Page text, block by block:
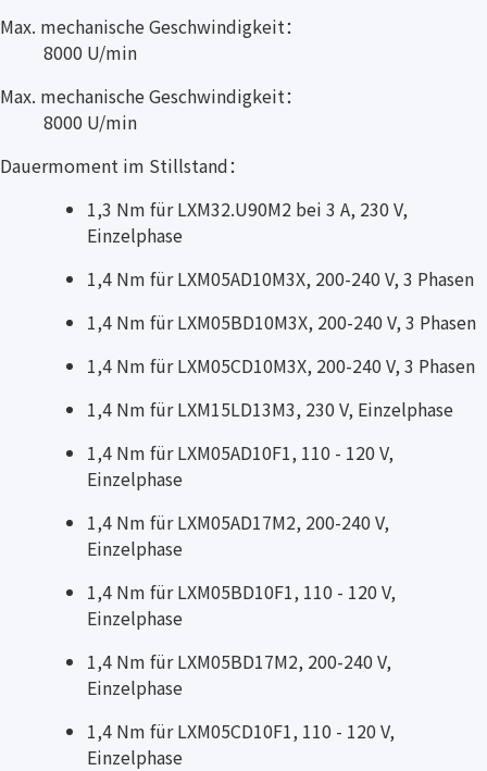
Max. mechanische Geschwindigkeit：
8000 U/min
Max. mechanische Geschwindigkeit：
8000 U/min
Dauermoment im Stillstand：
1,3 Nm für LXM32.U90M2 bei 3 A, 230 V,
Einzelphase
1,4 Nm für LXM05AD10M3X, 200-240 V, 3 Phasen
1,4 Nm für LXM05BD10M3X, 200-240 V, 3 Phasen
1,4 Nm für LXM05CD10M3X, 200-240 V, 3 Phasen
1,4 Nm für LXM15LD13M3, 230 V, Einzelphase
1,4 Nm für LXM05AD10F1, 110 - 120 V,
Einzelphase
1,4 Nm für LXM05AD17M2, 200-240 V,
Einzelphase
1,4 Nm für LXM05BD10F1, 110 - 120 V,
Einzelphase
1,4 Nm für LXM05BD17M2, 200-240 V,
Einzelphase
1,4 Nm für LXM05CD10F1, 110 - 120 V,
Einzelphase